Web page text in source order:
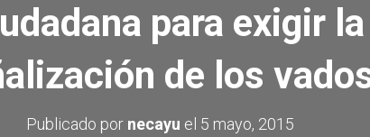
para exigir
de los
Publicado por necayu el 5 mayo, 2015